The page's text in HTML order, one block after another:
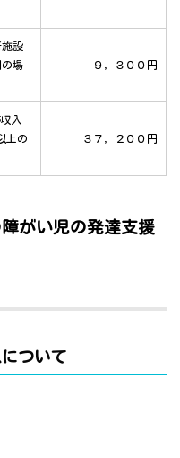
施設
の場
９，３００円
入
上の
３７，２００円
障がい児の発達支援
ついて